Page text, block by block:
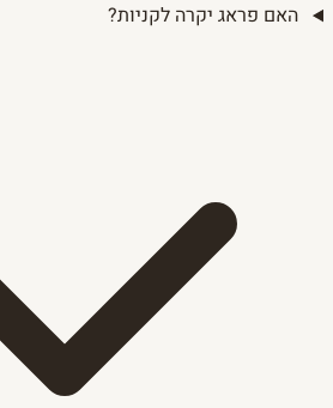
האם פראג יקרה לקניות?